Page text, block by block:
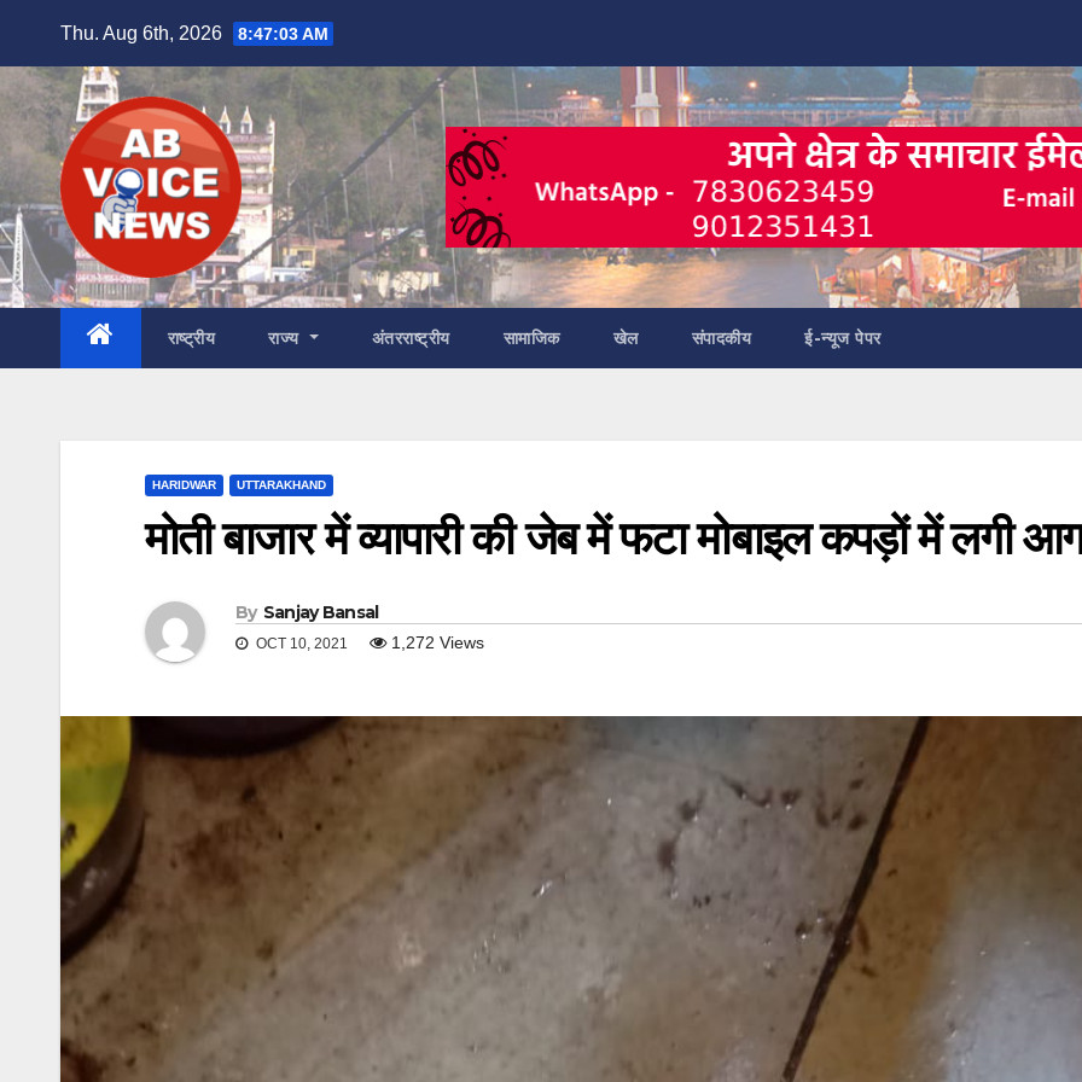
content
Thu. Aug 6th, 2026 8:47:05 AM
राष्ट्रीय राज्य अंतरराष्ट्रीय सामाजिक खेल संपादकीय ई-न्यूज पेपर
HARIDWAR UTTARAKHAND
मोती बाजार में व्यापारी की जेब में फटा मोबाइल कपड़ों में लगी आग
By Sanjay Bansal
OCT 10, 2021 1,272 Views